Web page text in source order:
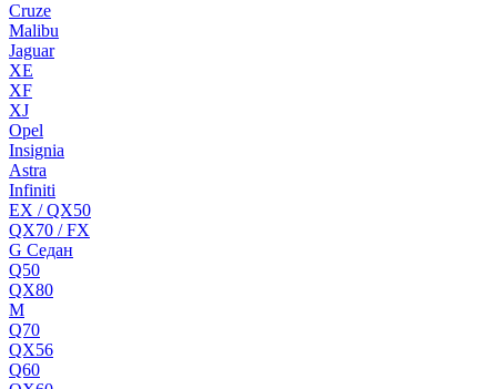
Cruze
Malibu
Jaguar
XE
XF
XJ
Opel
Insignia
Astra
Infiniti
EX / QX50
QX70 / FX
G Cедан
Q50
QX80
M
Q70
QX56
Q60